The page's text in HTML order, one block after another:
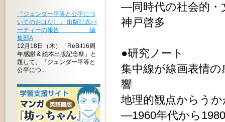
『ジェンダー平等と公平につ
いてのおはなし』 出版記念パ
ーティーの報告 編
集部A
12月18日（木）「ReBit16周
年感謝 & 絵本出版記念祭」と
題して、『ジェンダー平等と
公平につ...
―同時代の社
神戸啓多
●研究ノート
集中線が線画表情
響 本
地理的観点からう
―1960年代から